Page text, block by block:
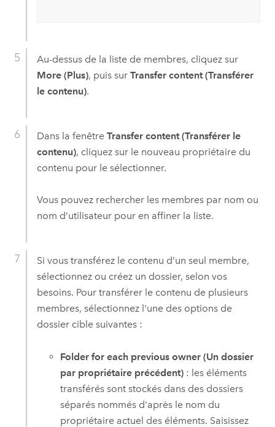
Au-dessus de la liste de membres, cliquez sur
More (Plus), puis sur Transfer content (Transférer
le contenu).
Dans la fenêtre Transfer content (Transférer le
contenu), cliquez sur le nouveau propriétaire du
contenu pour le sélectionner.
Vous pouvez rechercher les membres par nom ou
nom d’utilisateur pour en affiner la liste.
Si vous transférez le contenu d’un seul membre,
sélectionnez ou créez un dossier, selon vos
besoins. Pour transférer le contenu de plusieurs
membres, sélectionnez l'une des options de
dossier cible suivantes :
Folder for each previous owner (Un dossier
par propriétaire précédent) : les éléments
transférés sont stockés dans des dossiers
séparés nommés d'après le nom du
propriétaire actuel des éléments. Saisissez